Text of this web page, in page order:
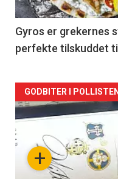
-
2
Gyros er grekernes
perfekte tilskuddet
Forsiden
akkurat
nå+
GODBITER I POLLISTEN